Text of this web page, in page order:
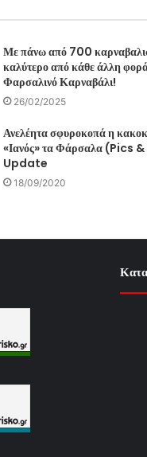
Με πάνω από 700
καλύτερο από κάθε άλλη
Φαρσαλινό Καρναβάλι!
26/02/2025
Ανελέητα σφυροκοπά η
«Ιανός» τα Φάρσαλα (Pics
Update
18/09/2020